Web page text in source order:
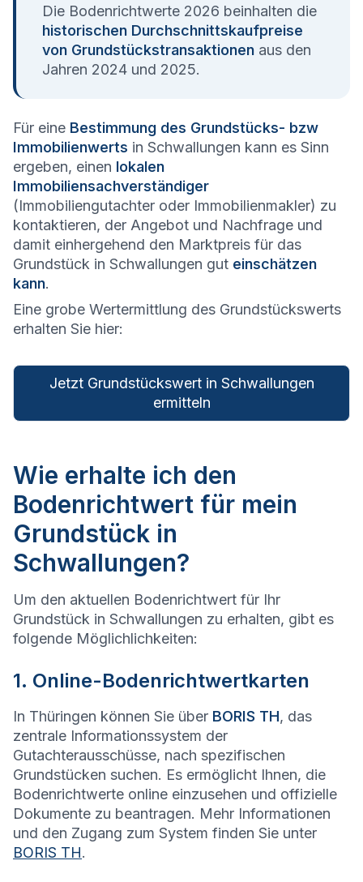
Die Bodenrichtwerte 2026 beinhalten die
historischen Durchschnittskaufpreise
von Grundstückstransaktionen aus den
Jahren 2024 und 2025.
Für eine Bestimmung des Grundstücks- bzw
Immobilienwerts in Schwallungen kann es Sinn
ergeben, einen lokalen
Immobiliensachverständiger
(Immobiliengutachter oder Immobilienmakler) zu
kontaktieren, der Angebot und Nachfrage und
damit einhergehend den Marktpreis für das
Grundstück in Schwallungen gut einschätzen
kann.
Eine grobe Wertermittlung des Grundstückswerts
erhalten Sie hier:
Jetzt Grundstückswert in Schwallungen
ermitteln
Wie erhalte ich den
Bodenrichtwert für mein
Grundstück in
Schwallungen?
Um den aktuellen Bodenrichtwert für Ihr
Grundstück in Schwallungen zu erhalten, gibt es
folgende Möglichlichkeiten:
1. Online-Bodenrichtwertkarten
In Thüringen können Sie über BORIS TH, das
zentrale Informationssystem der
Gutachterausschüsse, nach spezifischen
Grundstücken suchen. Es ermöglicht Ihnen, die
Bodenrichtwerte online einzusehen und offizielle
Dokumente zu beantragen. Mehr Informationen
und den Zugang zum System finden Sie unter
BORIS TH.